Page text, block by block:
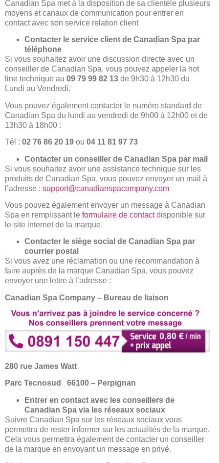
Canadian Spa met à la disposition de sa clientèle plusieurs
moyens et canaux de communication pour entrer en
contact avec son service relation client
Contacter le service client de Canadian Spa par
téléphone
Si vous souhaitez avoir une discussion directe avec un
conseiller de Canadian Spa, vous pouvez appeler la hot
line technique au 09 79 99 82 13 de 9h30 à 12h30 du
Lundi au Vendredi.
Vous pouvez également contacter le numéro standard de
Canadian Spa du lundi au vendredi de 9h00 à 12h00 et de
13h30 à 18h00 :
Tél : 02 76 86 20 19 ou 04 11 81 97 73
Contacter un conseiller de Canadian Spa par mail
Si vous souhaitez avoir une assistance technique sur les
produits de Canadian Spa, vous pouvez envoyer un mail à
l’adresse : support@canadianspacompany.com
Vous pouvez également envoyer un message à Canadian
Spa en remplissant le formulaire de contactdisponible sur
le site internet de la marque.
Contacter le siège social de Canadian Spa par
courrier postal
Si vous avez une réclamation ou une recommandation à
faire auprès de la marque Canadian Spa, vous pouvez
envoyer une lettre à l’adresse :
Canadian Spa Company – Bureau de liaison
280 rue James Watt
Parc Tecnosud 66100 – Perpignan
Entrer en contact avec les conseillers de
Canadian Spa via les réseaux sociaux
Suivre Canadian Spa sur les réseaux sociaux vous
permettra de rester informer sur les actualités de la marque.
Cela vous permettra également de contacter un conseiller
de la marque en envoyant un message en privé.